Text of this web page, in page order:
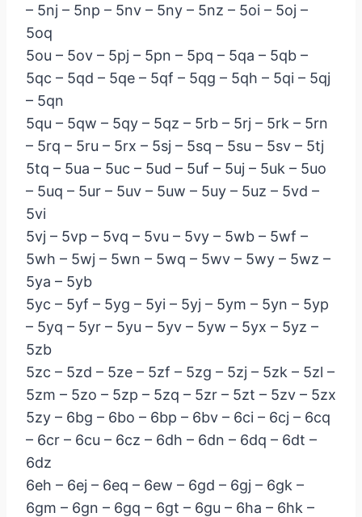
– 5nj – 5np – 5nv – 5ny – 5nz – 5oi – 5oj –
5oq
5ou – 5ov – 5pj – 5pn – 5pq – 5qa – 5qb –
5qc – 5qd – 5qe – 5qf – 5qg – 5qh – 5qi – 5qj
– 5qn
5qu – 5qw – 5qy – 5qz – 5rb – 5rj – 5rk – 5rn
– 5rq – 5ru – 5rx – 5sj – 5sq – 5su – 5sv – 5tj
5tq – 5ua – 5uc – 5ud – 5uf – 5uj – 5uk – 5uo
– 5uq – 5ur – 5uv – 5uw – 5uy – 5uz – 5vd –
5vi
5vj – 5vp – 5vq – 5vu – 5vy – 5wb – 5wf –
5wh – 5wj – 5wn – 5wq – 5wv – 5wy – 5wz –
5ya – 5yb
5yc – 5yf – 5yg – 5yi – 5yj – 5ym – 5yn – 5yp
– 5yq – 5yr – 5yu – 5yv – 5yw – 5yx – 5yz –
5zb
5zc – 5zd – 5ze – 5zf – 5zg – 5zj – 5zk – 5zl –
5zm – 5zo – 5zp – 5zq – 5zr – 5zt – 5zv – 5zx
5zy – 6bg – 6bo – 6bp – 6bv – 6ci – 6cj – 6cq
– 6cr – 6cu – 6cz – 6dh – 6dn – 6dq – 6dt –
6dz
6eh – 6ej – 6eq – 6ew – 6gd – 6gj – 6gk –
6gm – 6gn – 6gq – 6gt – 6gu – 6ha – 6hk –